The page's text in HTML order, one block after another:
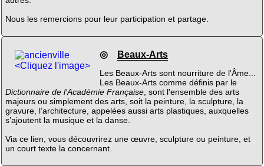
Nous les remercions pour leur participation et partage.
<Cliquez l'image>
◎ Beaux-Arts
Les Beaux-Arts sont nourriture de l'Âme...
Les Beaux-Arts comme définis par le
Dictionnaire de l'Académie Française, sont l'ensemble des arts
majeurs ou simplement des arts, soit la peinture, la sculpture, la
gravure, l’architecture, appelées aussi arts plastiques, auxquelles
s’ajoutent la musique et la danse.
Via ce lien, vous découvrirez une œuvre, sculpture ou peinture, et
un court texte la concernant.